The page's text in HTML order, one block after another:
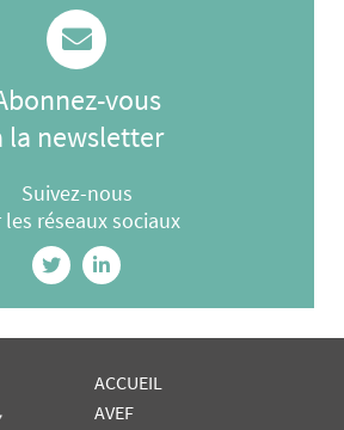
vous
la newsletter
Suivez-nous
les réseaux sociaux
ACCUEIL
AVEF